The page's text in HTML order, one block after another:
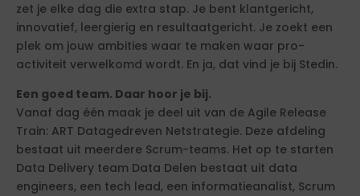
zet je elke dag die extra stap. Je bent klantgericht,
innovatief, leergierig en resultaatgericht. Je zoekt een
plek om jouw ambities waar te maken waar pro-
activiteit verwelkomd wordt. En ja, dat vind je bij Stedin.
Een goed team. Daar hoor je bij.
Vanaf dag één maak je deel uit van de Agile Release
Train: ART Datagedreven Netstrategie. Deze afdeling
bestaat uit meerdere Scrum-teams. Het op te starten
Data Delivery team Data Delen bestaat uit data
engineers, een tech lead, een informatieanalist, Scrum